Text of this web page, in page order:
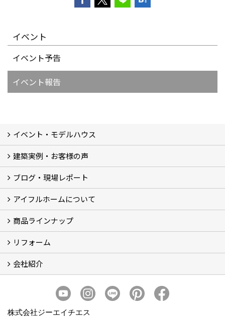
イベント
イベント予告
イベント報告
イベント・モデルハウス
イベント
モデルハウス見学
建築実例・お客様の声
建築実例
お客様の声
ブログ・現場レポート
ブログ
現場レポート
アイフルホームについて
アイフルホームについて (5)
商品ラインナップ
商品ラインナップ
リフォーム
まるごと断熱リフォーム
イベント情報
施工事例
会社紹介
スタッフ紹介
個人情報保護方針
株式会社ジーエイチエス